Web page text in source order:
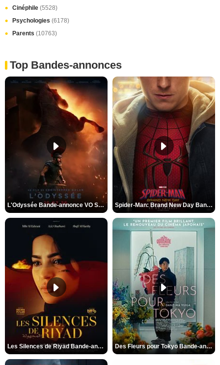
Cinéphile (5528)
Psychologies (6178)
Parents (10763)
Top Bandes-annonces
L'Odyssée Bande-annonce VO STFR Spider-Man: Brand New Day Bande-annonce VO STFR
Les Silences de Riyad Bande-annonce VO STFR Des Fleurs pour Tokyo Bande-annonce VO STFR